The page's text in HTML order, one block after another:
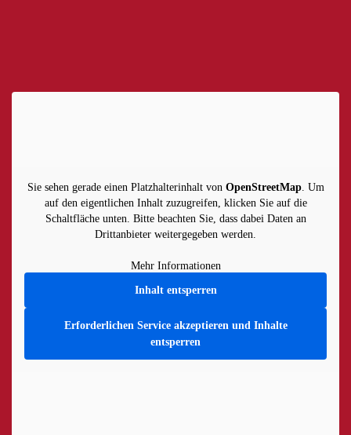
Sie sehen gerade einen Platzhalterinhalt von OpenStreetMap. Um
auf den eigentlichen Inhalt zuzugreifen, klicken Sie auf die
Schaltfläche unten. Bitte beachten Sie, dass dabei Daten an
Drittanbieter weitergegeben werden.
Mehr Informationen
Inhalt entsperren
Erforderlichen Service akzeptieren und Inhalte
entsperren